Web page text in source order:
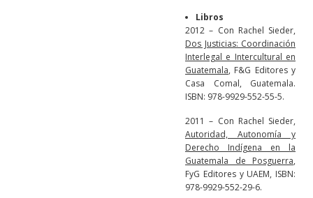
Libros
2012 – Con Rachel Sieder,
Dos Justicias: Coordinación
Interlegal e Intercultural en
Guatemala, F&G Editores y
Casa Comal, Guatemala.
ISBN: 978-9929-552-55-5.
2011 – Con Rachel Sieder,
Autoridad, Autonomía y
Derecho Indígena en la
Guatemala de Posguerra,
FyG Editores y UAEM, ISBN:
978-9929-552-29-6.